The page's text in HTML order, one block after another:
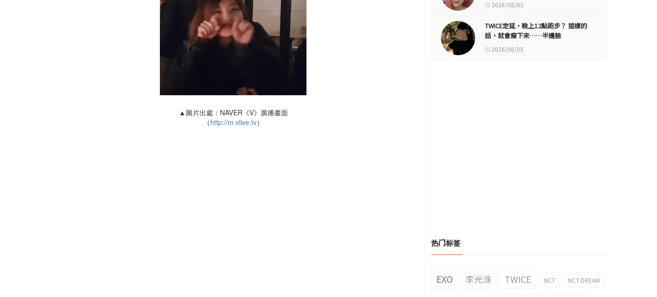
▲圖片出處：NAVER《V》廣播畫面
（http://m.vlive.tv）
2026/08/05
TWICE定延，晚上12點跑步？ 這樣的
話，就會瘦下來……半邊臉
2026/08/05
热门标签
EXO 李光洙 TWICE NCT NCT DREAM